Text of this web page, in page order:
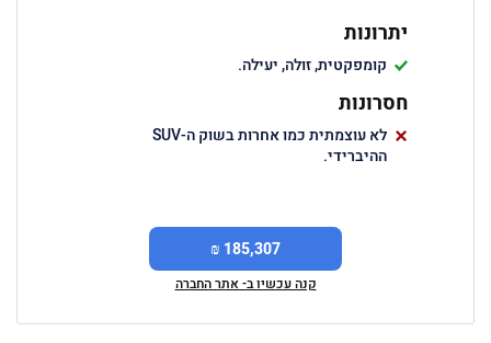
יתרונות
קומפקטית, זולה, יעילה.
חסרונות
לא עוצמתית כמו אחרות בשוק ה-SUV
ההיברידי.
185,307 ₪
קנה עכשיו ב- אתר החברה